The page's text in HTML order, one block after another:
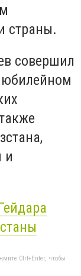
страны.
совершил
юбилейном
и
Ctrl+Enter, чтобы